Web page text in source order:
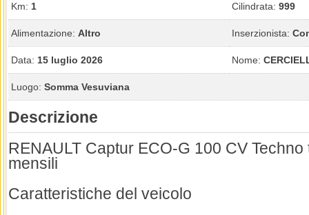
Km: 1 Cilindrata: 999
Alimentazione: Altro Inserzionista:
Data: 15 luglio 2026 Nome:
Luogo: Somma Vesuviana
Descrizione
RENAULT Captur ECO-G 100 CV
mensili
Caratteristiche del veicolo